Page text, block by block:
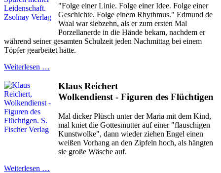
"Folge einer Linie. Folge einer Idee. Folge einer
Geschichte. Folge einem Rhythmus." Edmund de
Waal war siebzehn, als er zum ersten Mal
Porzellanerde in die Hände bekam, nachdem er
während seiner gesamten Schulzeit jeden Nachmittag bei einem
Töpfer gearbeitet hatte.
Weiterlesen …
Klaus Reichert
Wolkendienst - Figuren des Flüchtigen
Mal dicker Plüsch unter der Maria mit dem Kind,
mal kniet die Gottesmutter auf einer "flauschigen
Kunstwolke", dann wieder ziehen Engel einen
weißen Vorhang an den Zipfeln hoch, als hängten
sie große Wäsche auf.
Weiterlesen …